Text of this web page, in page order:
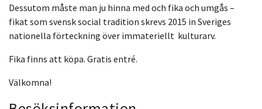
Dessutom måste man ju hinna med och fika och umgås –
fikat som svensk social tradition skrevs 2015 in Sveriges
nationella förteckning över immateriellt kulturarv.
Fika finns att köpa. Gratis entré.
Välkomna!